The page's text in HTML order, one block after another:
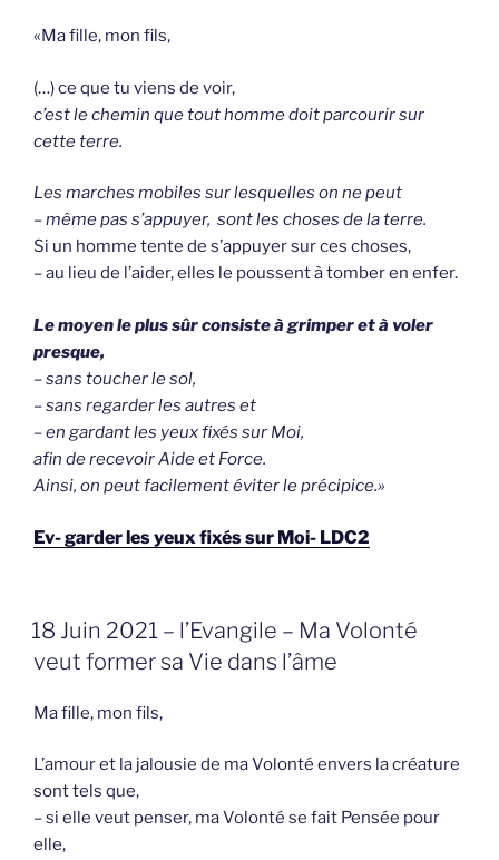
«Ma fille, mon fils,
(…) ce que tu viens de voir,
c’est le chemin que tout homme doit parcourir sur
cette terre.
Les marches mobiles sur lesquelles on ne peut
– même pas s’appuyer, sont les choses de la terre.
Si un homme tente de s’appuyer sur ces choses,
– au lieu de l’aider, elles le poussent à tomber en enfer.
Le moyen le plus sûr consiste à grimper et à voler
presque,
– sans toucher le sol,
– sans regarder les autres et
– en gardant les yeux fixés sur Moi,
afin de recevoir Aide et Force.
Ainsi, on peut facilement éviter le précipice.»
Ev- garder les yeux fixés sur Moi- LDC2
GEPLAATST
OP
18 Juin 2021 – l’Evangile – Ma Volonté
veut former sa Vie dans l’âme
Ma fille, mon fils,
L’amour et la jalousie de ma Volonté envers la créature
sont tels que,
– si elle veut penser, ma Volonté se fait Pensée pour
elle,